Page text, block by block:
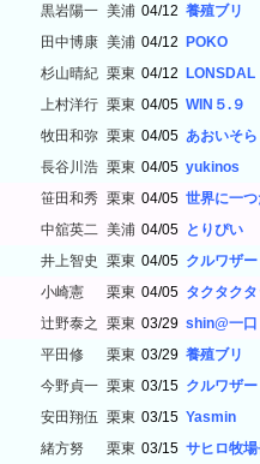
黒岩陽一 美浦 04/12 養殖ブリ
田中博康 美浦 04/12 POKO
杉山晴紀 栗東 04/12 LONSDAL
上村洋行 栗東 04/05 WIN５.９
牧田和弥 栗東 04/05 あおいそら
長谷川浩 栗東 04/05 yukinos
笹田和秀 栗東 04/05 世界に一
中舘英二 美浦 04/05 とりぴい
井上智史 栗東 04/05 クルワザ
小崎憲 栗東 04/05 タクタクタ
辻野泰之 栗東 03/29 shin@一口
平田修 栗東 03/29 養殖ブリ
今野貞一 栗東 03/15 クルワザ
安田翔伍 栗東 03/15 Yasmin
緒方努 栗東 03/15 サヒロ牧